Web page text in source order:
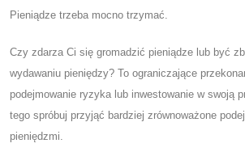
Pieniądze trzeba mocno trzymać.
Czy zdarza Ci się gromadzić pieniądze lub być
wydawaniu pieniędzy? To ograniczające
podejmowanie ryzyka lub inwestowanie w swoją
tego spróbuj przyjąć bardziej zrównoważone
pieniędzmi.